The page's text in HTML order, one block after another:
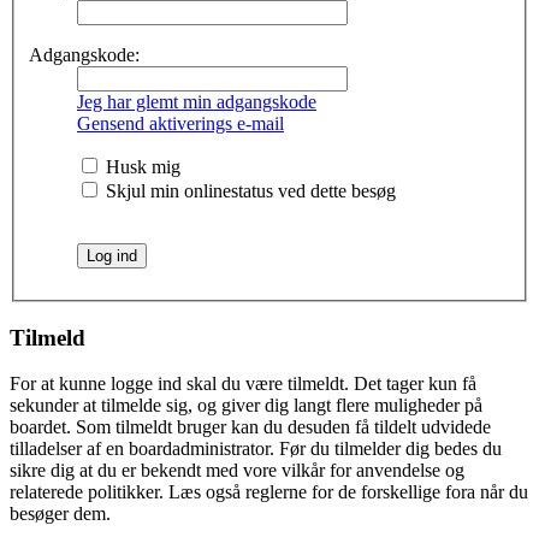
Adgangskode:
Jeg har glemt min adgangskode
Gensend aktiverings e-mail
Husk mig
Skjul min onlinestatus ved dette besøg
Tilmeld
For at kunne logge ind skal du være tilmeldt. Det tager kun få
sekunder at tilmelde sig, og giver dig langt flere muligheder på
boardet. Som tilmeldt bruger kan du desuden få tildelt udvidede
tilladelser af en boardadministrator. Før du tilmelder dig bedes du
sikre dig at du er bekendt med vore vilkår for anvendelse og
relaterede politikker. Læs også reglerne for de forskellige fora når du
besøger dem.